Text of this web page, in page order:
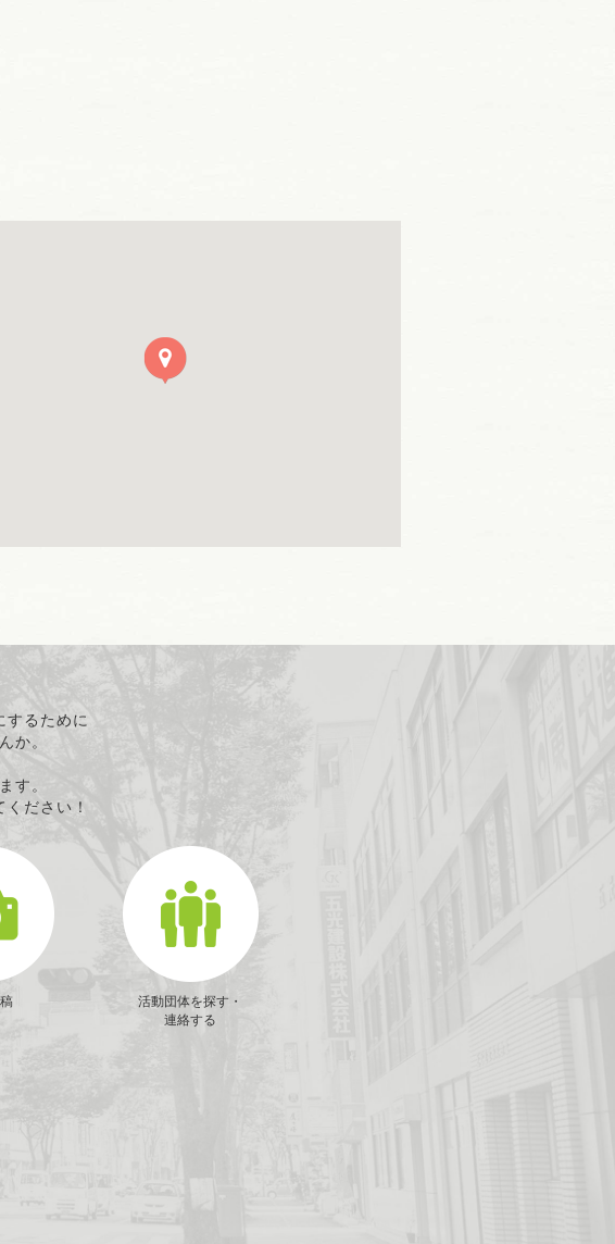
するために
か。
す。
ださい！
活動団体を探す・
連絡する